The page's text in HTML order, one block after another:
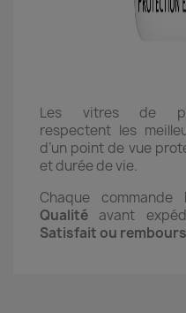
Les vitres de
respectent les
d’un point de vue
et durée de vie.
Chaque
Qualité avant
Satisfait ou